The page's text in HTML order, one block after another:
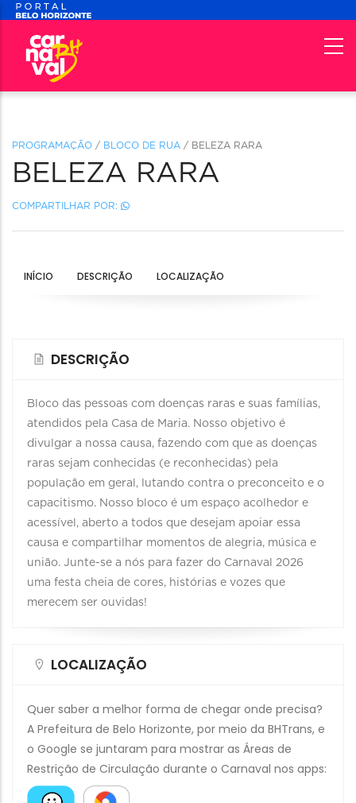
PROGRAMAÇÃO / BLOCO DE RUA / BELEZA RARA
BELEZA RARA
COMPARTILHAR POR:
INÍCIO DESCRIÇÃO LOCALIZAÇÃO
DESCRIÇÃO
Bloco das pessoas com doenças raras e suas famílias,
atendidos pela Casa de Maria. Nosso objetivo é
divulgar a nossa causa, fazendo com que as doenças
raras sejam conhecidas (e reconhecidas) pela
população em geral, lutando contra o preconceito e o
capacitismo. Nosso bloco é um espaço acolhedor e
acessível, aberto a todos que desejam apoiar essa
causa e compartilhar momentos de alegria, música e
união. Junte-se a nós para fazer do Carnaval 2026
uma festa cheia de cores, histórias e vozes que
merecem ser ouvidas!
LOCALIZAÇÃO
Quer saber a melhor forma de chegar onde precisa?
A Prefeitura de Belo Horizonte, por meio da BHTrans, e
o Google se juntaram para mostrar as Áreas de
Restrição de Circulação durante o Carnaval nos apps: